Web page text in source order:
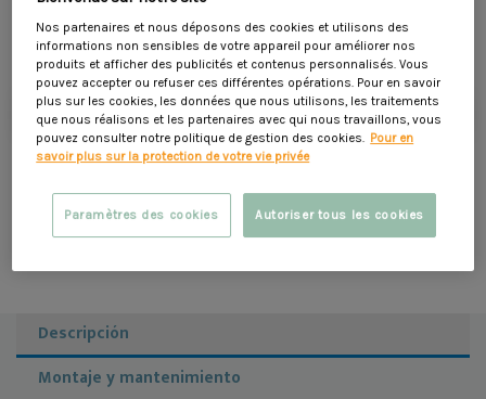
29,90 €
añadir a la cesta
favorite_border
Entrega a domicilio en 8 días
Descripción
Montaje y mantenimiento
Nos partenaires et nous déposons des cookies et utilisons des
informations non sensibles de votre appareil pour améliorer nos
produits et afficher des publicités et contenus personnalisés. Vous
pouvez accepter ou refuser ces différentes opérations. Pour en savoir
plus sur les cookies, les données que nous utilisons, les traitements
que nous réalisons et les partenaires avec qui nous travaillons, vous
pouvez consulter notre politique de gestion des cookies. Pour en
savoir plus sur la protection de votre vie privée
Autoriser tous les cookies
Paramètres des cookies